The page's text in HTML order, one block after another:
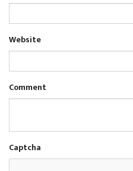
Website
Comment
Captcha